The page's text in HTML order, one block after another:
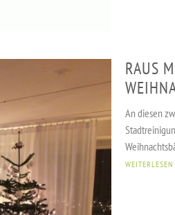
RAUS
An diesen
WEITERLESEN